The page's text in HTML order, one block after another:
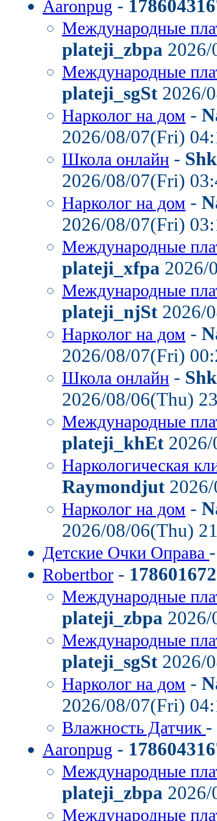
Aaronpug -
Международные
plateji_zbpa
Международные
plateji_sgSt 2026/
Нарколог на дом -
2026/08/07(Fri)
Школа онлайн -
2026/08/07(Fri)
Нарколог на дом -
2026/08/07(Fri)
Международные
plateji_xfpa 2026/
Международные
plateji_njSt 2026/
Нарколог на дом -
2026/08/07(Fri)
Школа онлайн -
2026/08/06(Thu)
Международные
plateji_khEt
Наркологическая
Raymondjut
Нарколог на дом -
2026/08/06(Thu)
Детские Очки Оправа
Robertbor -
Международные
plateji_zbpa
Международные
plateji_sgSt 2026/
Нарколог на дом -
2026/08/07(Fri)
Влажность Датчик -
Aaronpug -
Международные
plateji_zbpa
Международные